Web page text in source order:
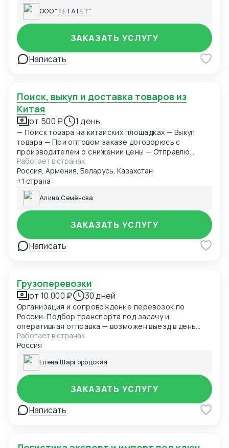
ООО "ТЕТАТЕТ"
Написать
ЗАКАЗАТЬ УСЛУГУ
Поиск, выкуп и доставка товаров из
Китая
от 500 ₽ 1 день
— Поиск товара на китайских площадках — Выкуп
товара — При оптовом заказе договорюсь с
производителем о снижении цены — Отправлю
фото/видеоотчет — Доставлю в Россию, Беларусь,
Армению, Казахстан, Кыргызстан
Работает в странах
Россия, Армения, Беларусь, Казахстан
+1 страна
Алина Семёнова
Написать
ЗАКАЗАТЬ УСЛУГУ
Грузоперевозки
от 10 000 ₽ 30 дней
Организация и сопровождение перевозок по
России. Подбор транспорта под задачу и
оперативная отправка — возможен выезд в день
обращения. В перспективе — расширение
географии на страны ближнего зарубежья.
Работает в странах
Россия
Елена Шаргородская
Написать
ЗАКАЗАТЬ УСЛУГУ